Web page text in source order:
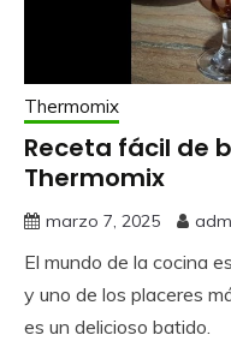
Thermomix
Receta fácil de
Thermomix
marzo 7, 2025
El mundo de la cocina
y uno de los placeres
es un delicioso batido.